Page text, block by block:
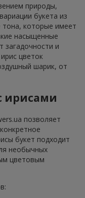
природы,
букета из
тона, которые имеет
насыщенные
загадочности и
цветок
шарик, от
ирисами
позволяет
букет подходит
необычных
цветовым